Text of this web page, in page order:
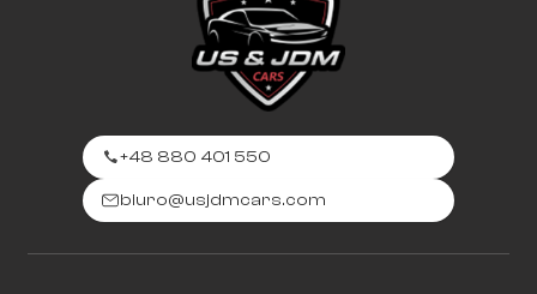
+48 880 401 550
biuro@usjdmcars.com